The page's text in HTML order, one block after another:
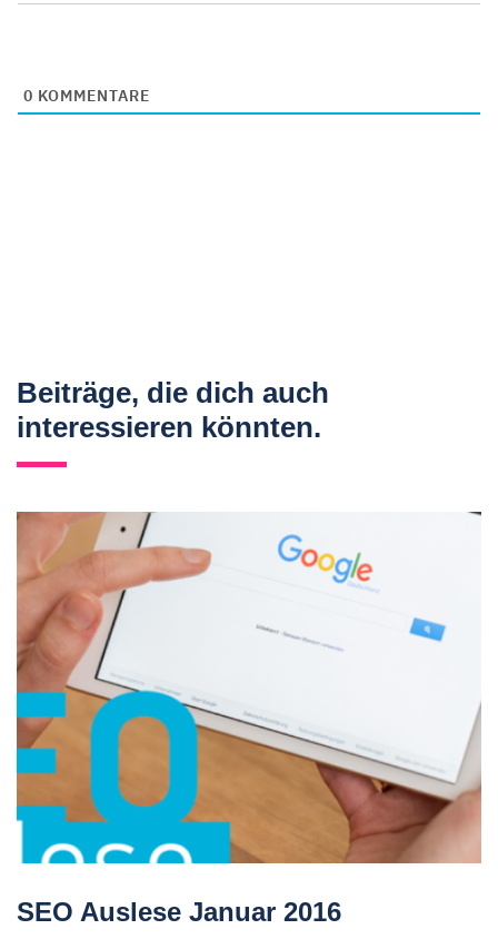
0 KOMMENTARE
Beiträge, die dich auch
interessieren könnten.
SEO Auslese Januar 2016